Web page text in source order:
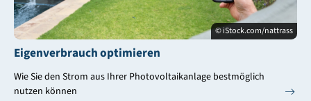
© iStock.com/nattrass
Eigenverbrauch optimieren
Wie Sie den Strom aus Ihrer Photovoltaikanlage bestmöglich
nutzen können